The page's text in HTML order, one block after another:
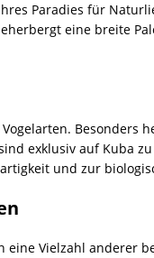
Paradies für
eine breite
exklusiv auf Kuba
und zur
eine Vielzahl anderer